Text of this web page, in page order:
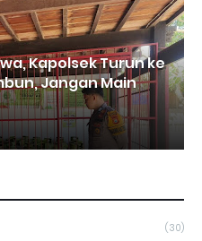
Kapolsek Turun ke
Jangan Main
(30)